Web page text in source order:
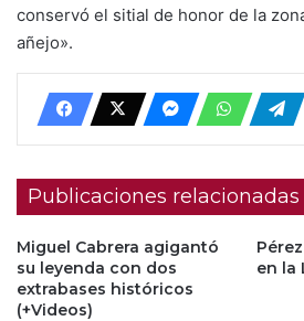
conservó el sitial de honor de la
añejo».
Publicaciones relacionadas
Miguel Cabrera agigantó
su leyenda con dos
extrabases históricos
(+Videos)
en la